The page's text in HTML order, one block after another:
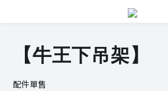
【牛王下吊架】
配件單售